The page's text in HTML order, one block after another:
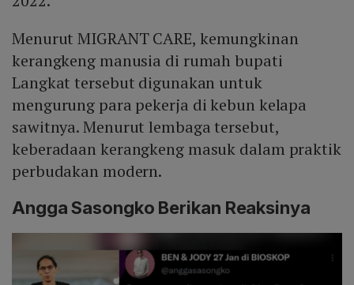
Menurut MIGRANT CARE, kemungkinan
kerangkeng manusia di rumah bupati
Langkat tersebut digunakan untuk
mengurung para pekerja di kebun kelapa
sawitnya. Menurut lembaga tersebut,
keberadaan kerangkeng masuk dalam praktik
perbudakan modern.
Angga Sasongko Berikan Reaksinya